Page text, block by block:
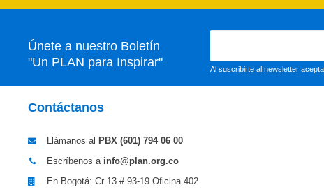
Únete a nuestro Boletín
"Un PLAN para Inspirar"
Al suscribirte al newsletter
Contáctanos
Llámanos al PBX (601) 794 06 00
Escríbenos a info@plan.org.co
En Bogotá: Cr 13 # 93-19 Oficina 402